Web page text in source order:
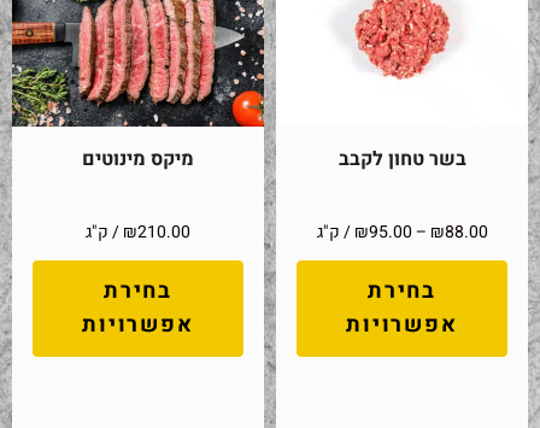
בשר טחון לקבב
₪88.00
–
₪95.00 / ק"ג
בחירת
אפשרויות
מיקס מינוטים
₪210.00 / ק"ג
בחירת
אפשרויות